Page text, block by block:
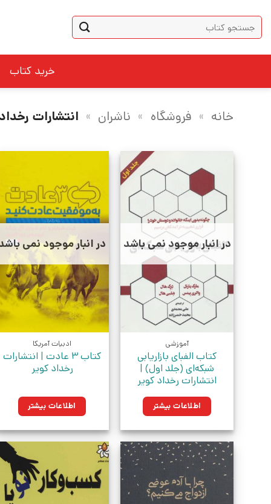
content
جستجو
برای:
خرید کتاب
خانه » فروشگاه » ناشران » انتشارات
در انبار موجود نمی باشد
آموزشی
کتاب الفبای بازاریابی
شبکه‌ای (جلد اول) |
انتشارات رخداد کویر
اطلاعات بیشتر
در انبار موجود نمی
ادبیات آمریکا
کتاب 3 عادت | انتشارات
رخداد کویر
اطلاعات بیشتر